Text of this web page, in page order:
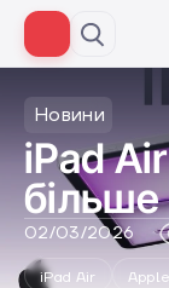
Новини
iPad
02/03/2026
iPad Air Apple